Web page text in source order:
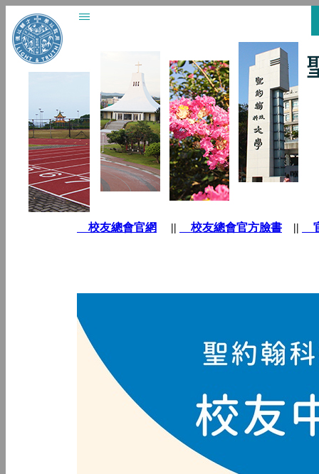
校友總會官網 || 校友總會官方臉書 ||